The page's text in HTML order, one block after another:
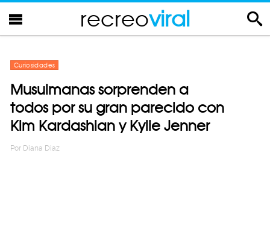
recreoviral
Curiosidades
Musulmanas sorprenden a
todos por su gran parecido con
Kim Kardashian y Kylie Jenner
Por Diana Diaz